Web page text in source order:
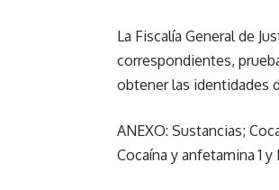
La Fiscalía General de
correspondientes,
obtener las identidades
ANEXO: Sustancias;
Cocaína y anfetamina 1